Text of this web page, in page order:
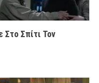
Στο Σπίτι Τον